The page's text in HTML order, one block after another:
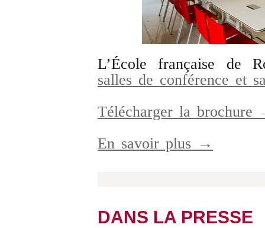
L’École française de
salles de conférence et
Télécharger la brochure
En savoir plus →
DANS LA PRESSE